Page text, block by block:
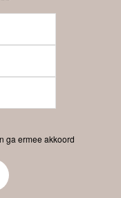
ga ermee akkoord